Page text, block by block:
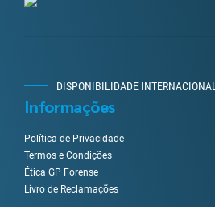
DISPONIBILIDADE INTERNACIONAL
Informações
Política de Privacidade
Termos e Condições
Ética GP Forense
Livro de Reclamações